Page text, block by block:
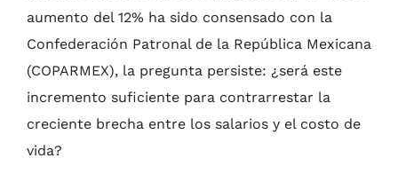
aumento del 12% ha sido consensado con la
Confederación Patronal de la República Mexicana
(COPARMEX), la pregunta persiste: ¿será este
incremento suficiente para contrarrestar la
creciente brecha entre los salarios y el costo de
vida?